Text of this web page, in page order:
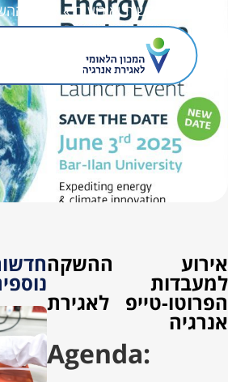
חדשות ואירועים» אירוע
הפרוטו-טייפ לאגירת אנרגיה
אירוע ההשקה
למעבדות
הפרוטו-טייפ לאגירת
אנרגיה
Agenda: